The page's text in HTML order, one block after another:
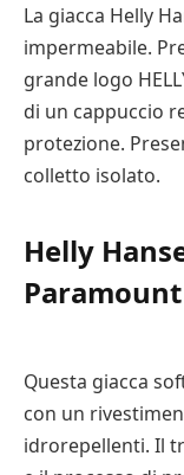
La giacca Helly
impermeabile.
grande logo
di un cappuccio
protezione.
colletto isolato.
Helly
Questa giacca
con un
idrorepellenti. Il